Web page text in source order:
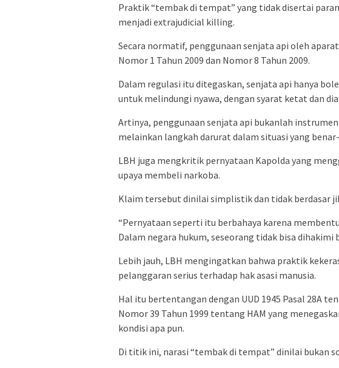
Praktik “tembak di tempat” yang tidak disertai
menjadi extrajudicial killing.
Secara normatif, penggunaan senjata api oleh
Nomor 1 Tahun 2009 dan Nomor 8 Tahun 2009.
Dalam regulasi itu ditegaskan, senjata api hanya
untuk melindungi nyawa, dengan syarat ketat dan
Artinya, penggunaan senjata api bukanlah
melainkan langkah darurat dalam situasi yang
LBH juga mengkritik pernyataan Kapolda yang
upaya membeli narkoba.
Klaim tersebut dinilai simplistik dan tidak berdasar
“Pernyataan seperti itu berbahaya karena
Dalam negara hukum, seseorang tidak bisa dihakimi
Lebih jauh, LBH mengingatkan bahwa praktik
pelanggaran serius terhadap hak asasi manusia.
Hal itu bertentangan dengan UUD 1945 Pasal 28A
Nomor 39 Tahun 1999 tentang HAM yang
kondisi apa pun.
Di titik ini, narasi “tembak di tempat” dinilai bukan